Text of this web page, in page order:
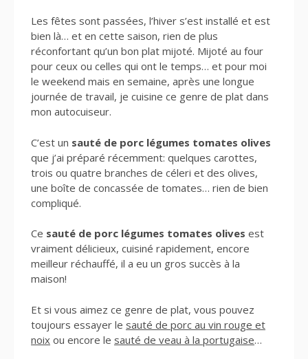
Les fêtes sont passées, l’hiver s’est installé et est
bien là… et en cette saison, rien de plus
réconfortant qu’un bon plat mijoté. Mijoté au four
pour ceux ou celles qui ont le temps… et pour moi
le weekend mais en semaine, après une longue
journée de travail, je cuisine ce genre de plat dans
mon autocuiseur.
C’est un sauté de porc légumes tomates olives
que j’ai préparé récemment: quelques carottes,
trois ou quatre branches de céleri et des olives,
une boîte de concassée de tomates… rien de bien
compliqué.
Ce sauté de porc légumes tomates olives est
vraiment délicieux, cuisiné rapidement, encore
meilleur réchauffé, il a eu un gros succès à la
maison!
Et si vous aimez ce genre de plat, vous pouvez
toujours essayer le sauté de porc au vin rouge et
noix ou encore le sauté de veau à la portugaise…